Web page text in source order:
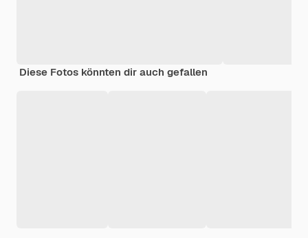
Diese Fotos könnten dir auch gefallen